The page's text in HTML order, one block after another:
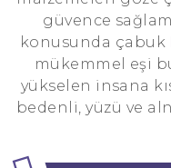
güvence
konusunda çabuk
mükemmel eşi
yükselen insana
bedenli, yüzü ve